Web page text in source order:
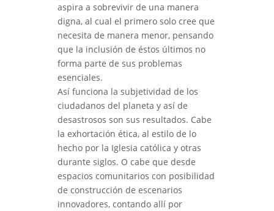
aspira a sobrevivir de una manera
digna, al cual el primero solo cree que
necesita de manera menor, pensando
que la inclusión de éstos últimos no
forma parte de sus problemas
esenciales.
Así funciona la subjetividad de los
ciudadanos del planeta y así de
desastrosos son sus resultados. Cabe
la exhortación ética, al estilo de lo
hecho por la Iglesia católica y otras
durante siglos. O cabe que desde
espacios comunitarios con posibilidad
de construcción de escenarios
innovadores, contando allí por